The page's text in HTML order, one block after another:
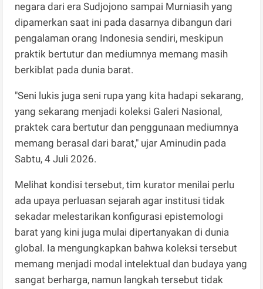
negara dari era Sudjojono sampai Murniasih yang
dipamerkan saat ini pada dasarnya dibangun dari
pengalaman orang Indonesia sendiri, meskipun
praktik bertutur dan mediumnya memang masih
berkiblat pada dunia barat.
​"Seni lukis juga seni rupa yang kita hadapi sekarang,
yang sekarang menjadi koleksi Galeri Nasional,
praktek cara bertutur dan penggunaan mediumnya
memang berasal dari barat," ujar Aminudin pada
Sabtu, 4 Juli 2026.
​Melihat kondisi tersebut, tim kurator menilai perlu
ada upaya perluasan sejarah agar institusi tidak
sekadar melestarikan konfigurasi epistemologi
barat yang kini juga mulai dipertanyakan di dunia
global. Ia mengungkapkan bahwa koleksi tersebut
memang menjadi modal intelektual dan budaya yang
sangat berharga, namun langkah tersebut tidak